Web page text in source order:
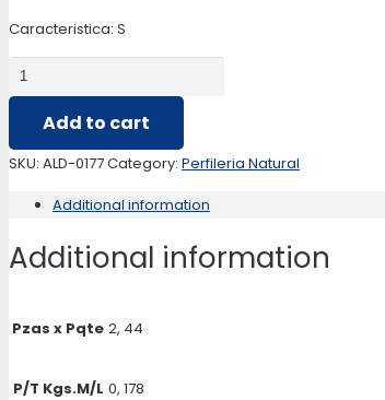
Caracteristica: S
ALD-
0177
PERFIL
ESPECIAL
Add to cart
SKU: ALD-0177Category: Perfileria Natural
Additional information
Additional information
Pzas x Pqte 2, 44
P/T Kgs.M/L 0, 178